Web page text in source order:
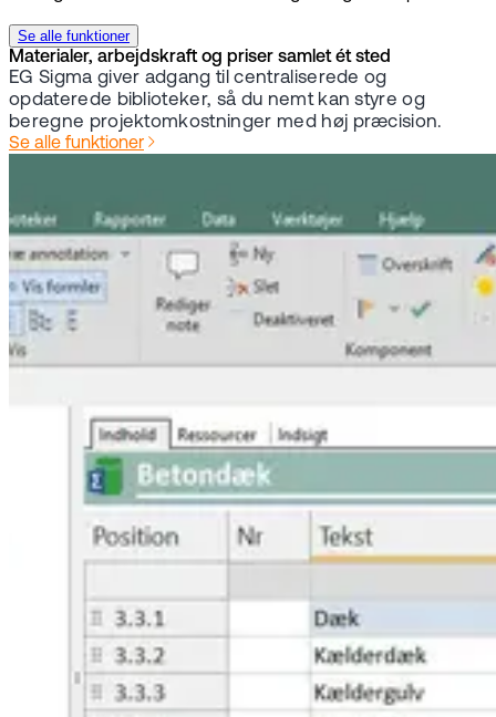
Se alle funktioner
Materialer, arbejdskraft og priser samlet ét sted
EG Sigma giver adgang til centraliserede og
opdaterede biblioteker, så du nemt kan styre og
beregne projektomkostninger med høj præcision.
Se alle funktioner